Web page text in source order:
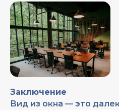
Заключение
Вид из окна — это